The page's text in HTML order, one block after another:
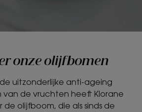
onze olijfbomen
uitzonderlijke anti-ageing
de vruchten heeft Klorane
de olijfboom, die als sinds de